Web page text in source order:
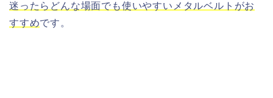
迷ったらどんな場面でも使いやすいメタルベルトがお
すすめです。